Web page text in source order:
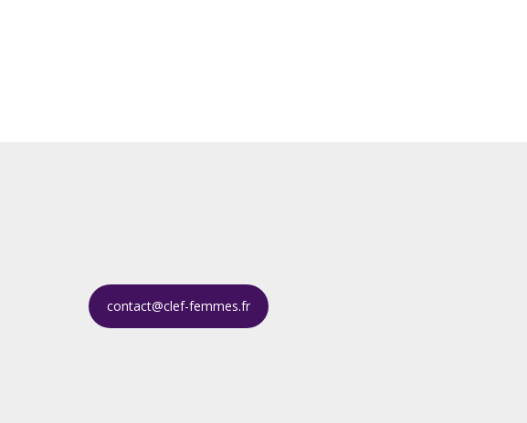
contact@clef-femmes.fr